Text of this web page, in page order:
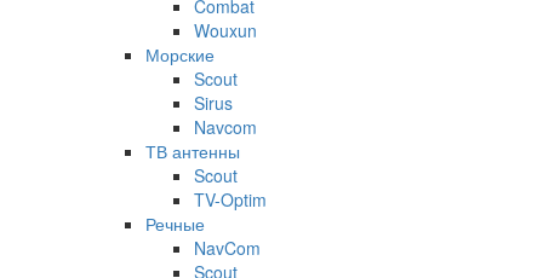
Combat
Wouxun
Морские
Scout
Sirus
Navcom
ТВ антенны
Scout
TV-Optim
Речные
NavCom
Scout